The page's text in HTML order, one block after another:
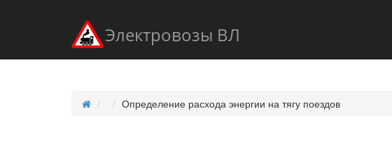
Электровозы ВЛ
Определение расхода энергии на тягу поездов